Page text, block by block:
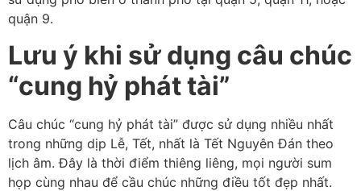
quận 9.
Lưu ý khi sử dụng câu chúc
“cung hỷ phát tài”
Câu chúc “cung hỷ phát tài” được sử dụng nhiều nhất
trong những dịp Lễ, Tết, nhất là Tết Nguyên Đán theo
lịch âm. Đây là thời điểm thiêng liêng, mọi người sum
họp cùng nhau để cầu chúc những điều tốt đẹp nhất.